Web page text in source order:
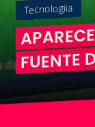
Tecnologiia
FUENTE